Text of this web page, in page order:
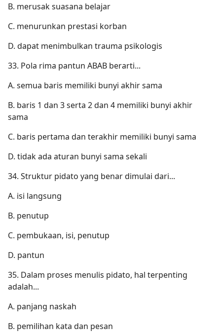
B. merusak suasana belajar
C. menurunkan prestasi korban
D. dapat menimbulkan trauma psikologis
33. Pola rima pantun ABAB berarti...
A. semua baris memiliki bunyi akhir sama
B. baris 1 dan 3 serta 2 dan 4 memiliki bunyi akhir
sama
C. baris pertama dan terakhir memiliki bunyi sama
D. tidak ada aturan bunyi sama sekali
34. Struktur pidato yang benar dimulai dari...
A. isi langsung
B. penutup
C. pembukaan, isi, penutup
D. pantun
35. Dalam proses menulis pidato, hal terpenting
adalah...
A. panjang naskah
B. pemilihan kata dan pesan